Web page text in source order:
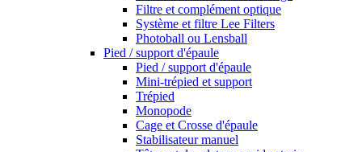
Filtre et complément optique
Système et filtre Lee Filters
Photoball ou Lensball
Pied / support d'épaule
Pied / support d'épaule
Mini-trépied et support
Trépied
Monopode
Cage et Crosse d'épaule
Stabilisateur manuel